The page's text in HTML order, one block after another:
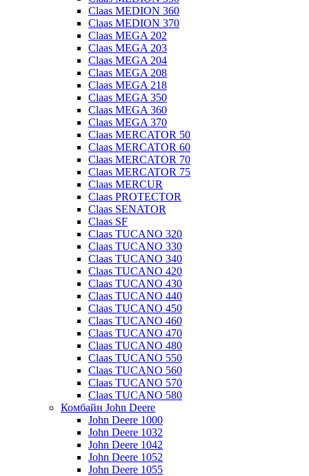
Claas MEDION 360
Claas MEDION 370
Claas MEGA 202
Claas MEGA 203
Claas MEGA 204
Claas MEGA 208
Claas MEGA 218
Claas MEGA 350
Claas MEGA 360
Claas MEGA 370
Claas MERCATOR 50
Claas MERCATOR 60
Claas MERCATOR 70
Claas MERCATOR 75
Claas MERCUR
Claas PROTECTOR
Claas SENATOR
Claas SF
Claas TUCANO 320
Claas TUCANO 330
Claas TUCANO 340
Claas TUCANO 420
Claas TUCANO 430
Claas TUCANO 440
Claas TUCANO 450
Claas TUCANO 460
Claas TUCANO 470
Claas TUCANO 480
Claas TUCANO 550
Claas TUCANO 560
Claas TUCANO 570
Claas TUCANO 580
Комбайн John Deere
John Deere 1000
John Deere 1032
John Deere 1042
John Deere 1052
John Deere 1055